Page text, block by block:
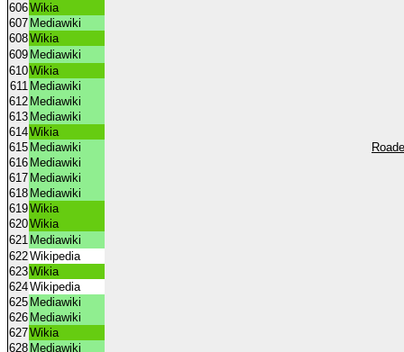
606Wikia
607 Mediawiki
608Wikia
609 Mediawiki
610Wikia
611 Mediawiki
612 Mediawiki
613 Mediawiki
614Wikia
615 Mediawiki
616 Mediawiki
617 Mediawiki
618 Mediawiki
619Wikia
620Wikia
621 Mediawiki
622Wikipedia
623Wikia
624Wikipedia
625 Mediawiki
626 Mediawiki
627Wikia
628 Mediawiki